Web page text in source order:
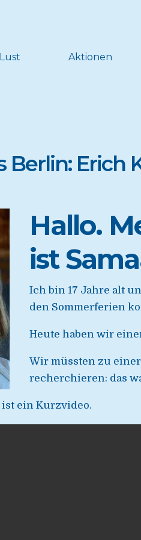
Aktionen
Berlin: Erich
Hallo.
ist
Ich bin 17 Jahre alt
den Sommerferien
Heute haben wir
Wir müssten zu
recherchieren: das
ein Kurzvideo.